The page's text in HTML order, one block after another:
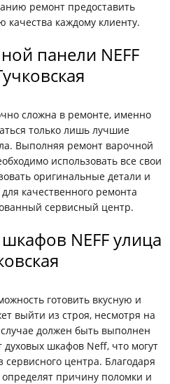
ремонт предоставить
качества каждому клиенту.
панели NEFF
сложна в ремонте, именно
только лишь лучшие
Выполняя ремонт варочной
использовать все свои
оригинальные детали и
качественного ремонта
сервисный центр.
NEFF улица
готовить вкусную и
выйти из строя, несмотря на
должен быть выполнен
шкафов Neff, что могут
центра. Благодаря
причину поломки и